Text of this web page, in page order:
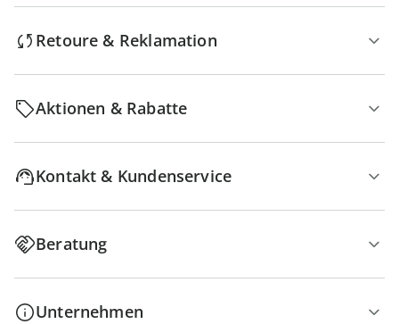
Retoure & Reklamation
Aktionen & Rabatte
Kontakt & Kundenservice
Beratung
Unternehmen